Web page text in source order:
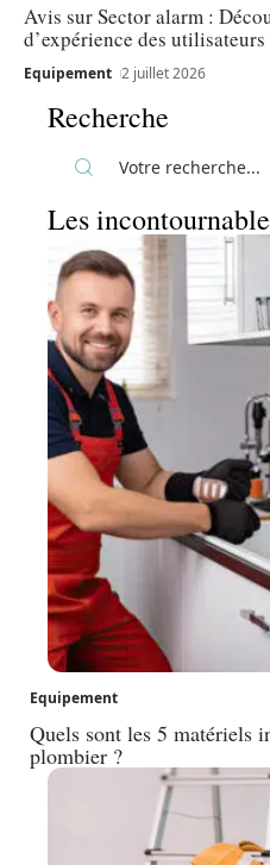
Avis sur Sector alarm :
d’expérience des utilisateurs
Equipement 2 juillet 2026
Recherche
Les
Equipement
Quels sont les 5 matériels
plombier ?